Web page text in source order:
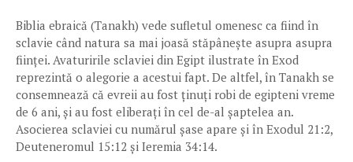
Biblia ebraică (Tanakh) vede sufletul omenesc ca fiind în
sclavie când natura sa mai joasă stăpânește asupra asupra
ființei. Avaturirile sclaviei din Egipt ilustrate în Exod
reprezintă o alegorie a acestui fapt. De altfel, în Tanakh se
consemnează că evreii au fost ținuți robi de egipteni vreme
de 6 ani, și au fost eliberați în cel de-al șaptelea an.
Asocierea sclaviei cu numărul șase apare și în Exodul 21:2,
Deuteneromul 15:12 și Ieremia 34:14.